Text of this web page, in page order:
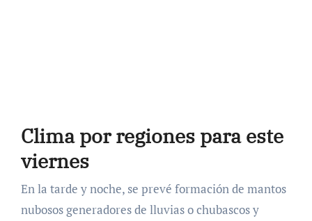
Clima por regiones para este
viernes
En la tarde y noche, se prevé formación de mantos
nubosos generadores de lluvias o chubascos y